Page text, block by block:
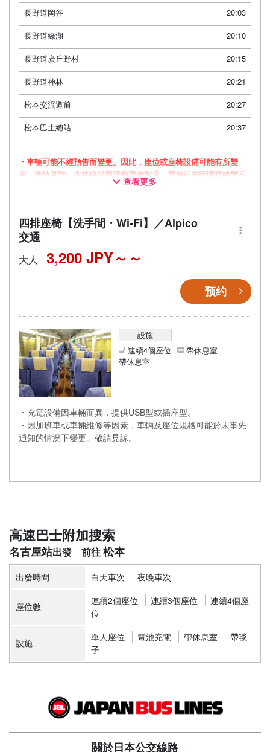
長野道岡谷
20:03
長野道綠湖
20:10
長野道廣丘野村
20:15
長野道神林
20:21
松本交流道前
20:27
松本巴士總站
20:37
・車輛可能不經預告而變更。因此，座位或座椅設備可能有所變
更，敬請見諒。本路線採用浮動票價制度，票價可能因購買時間不
查看更多
四排座椅【洗手間・Wi-Fi】／Alpico
交通
大人 3,200 JPY～
预约
設施
連續4個座位
帶休息室
帶休息室
・充電設備因車輛而異，提供USB型或插座型。
・因加班車或車輛維修等因素，車輛及座位規格可能於未事先
通知的情況下變更。敬請見諒。
高速巴士附加搜索
名古屋站 松本
出發時間 白天車次 夜晚車次
座位數 連續2個座位 連續3個座位
連續4個座
位
設施 單人座位 電池充電 帶休息室
帶毯
子
關於日本公交線路